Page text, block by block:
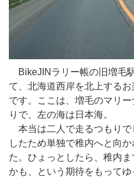
BikeJINラリー帳の旧増毛
て、北海道西岸を北上する
です。ここは、増毛のマリ
りで、左の海は日本海。
本当は二人で走るつもりで
したため単独で稚内へと向
た。ひょっとしたら、稚内
かも、という期待をもって